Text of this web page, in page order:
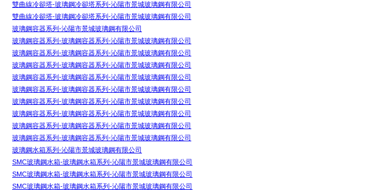
雙曲線冷卻塔-玻璃鋼冷卻塔系列-沁陽市景城玻璃鋼有限公司
雙曲線冷卻塔-玻璃鋼冷卻塔系列-沁陽市景城玻璃鋼有限公司
玻璃鋼容器系列-沁陽市景城玻璃鋼有限公司
玻璃鋼容器系列-玻璃鋼容器系列-沁陽市景城玻璃鋼有限公司
玻璃鋼容器系列-玻璃鋼容器系列-沁陽市景城玻璃鋼有限公司
玻璃鋼容器系列-玻璃鋼容器系列-沁陽市景城玻璃鋼有限公司
玻璃鋼容器系列-玻璃鋼容器系列-沁陽市景城玻璃鋼有限公司
玻璃鋼容器系列-玻璃鋼容器系列-沁陽市景城玻璃鋼有限公司
玻璃鋼容器系列-玻璃鋼容器系列-沁陽市景城玻璃鋼有限公司
玻璃鋼容器系列-玻璃鋼容器系列-沁陽市景城玻璃鋼有限公司
玻璃鋼容器系列-玻璃鋼容器系列-沁陽市景城玻璃鋼有限公司
玻璃鋼容器系列-玻璃鋼容器系列-沁陽市景城玻璃鋼有限公司
玻璃鋼水箱系列-沁陽市景城玻璃鋼有限公司
SMC玻璃鋼水箱-玻璃鋼水箱系列-沁陽市景城玻璃鋼有限公司
SMC玻璃鋼水箱-玻璃鋼水箱系列-沁陽市景城玻璃鋼有限公司
SMC玻璃鋼水箱-玻璃鋼水箱系列-沁陽市景城玻璃鋼有限公司